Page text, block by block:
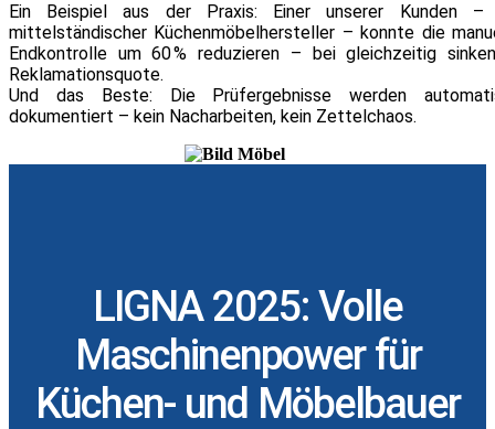
Ein Beispiel aus der Praxis: Einer unserer Kunden –
mittelständischer Küchenmöbelhersteller – konnte die
Endkontrolle um 60 % reduzieren – bei gleichzeitig
Reklamationsquote.
Und das Beste: Die Prüfergebnisse werden
dokumentiert – kein Nacharbeiten, kein Zettelchaos.
LIGNA 2025: Volle
Maschinenpower für
Küchen- und Möbelbauer